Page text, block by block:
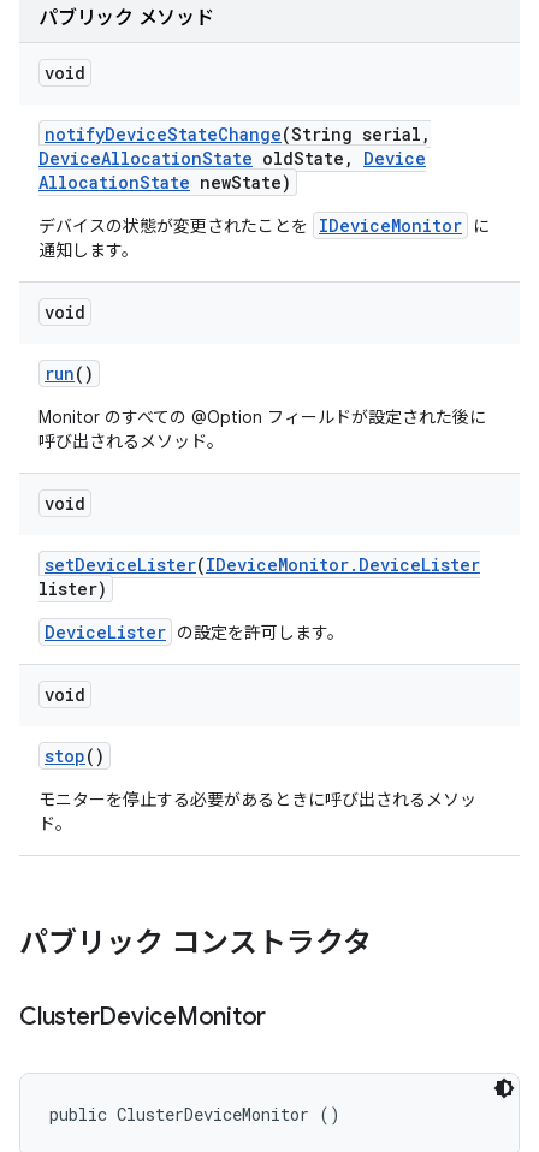
パブリック メソッド
void
notifyDeviceStateChange(String serial ,
DeviceAllocationState oldState ,
Device
AllocationState newState)
デバイスの状態が変更されたことを IDeviceMonitor
に
通知します。
void
run()
Monitor のすべての @Option フィールドが設定された後に
呼び出されるメソッド。
void
setDeviceLister(IDeviceMonitor. DeviceLister
lister)
DeviceLister の設定を許可します。
void
stop()
モニターを停止する必要があるときに呼び出されるメソッ
ド。
パブリック コンストラクタ
ClusterDeviceMonitor
public ClusterDeviceMonitor ()